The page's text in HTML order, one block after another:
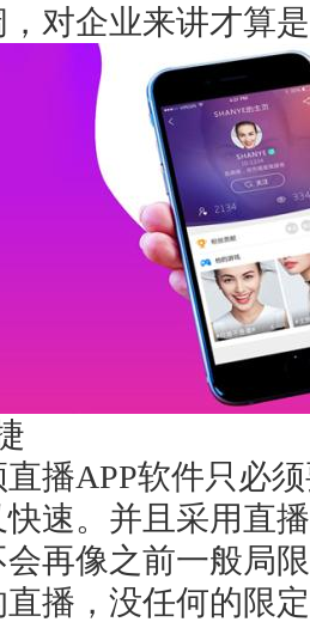
对企业来讲才算
直播APP软件只必
速。并且采用直
再像之前一般局
播，没任何的限